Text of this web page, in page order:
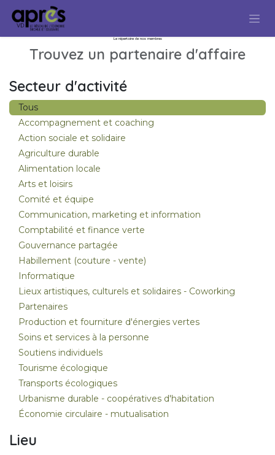
Se rendre au contenu
Le répertoire de nos membres
Trouvez un partenaire d'affaire
Secteur d'activité
Tous
Accompagnement et coaching
Action sociale et solidaire
Agriculture durable
Alimentation locale
Arts et loisirs
Comité et équipe
Communication, marketing et information
Comptabilité et finance verte
Gouvernance partagée
Habillement (couture - vente)
Informatique
Lieux artistiques, culturels et solidaires - Coworking
Partenaires
Production et fourniture d'énergies vertes
Soins et services à la personne
Soutiens individuels
Tourisme écologique
Transports écologiques
Urbanisme durable - coopératives d'habitation
Économie circulaire - mutualisation
Lieu